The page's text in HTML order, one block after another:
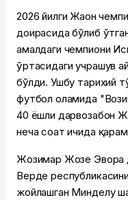
2026 йилги Жаҳон
доирасида бўлиб
амалдаги чемпиони
ўртасидаги учрашув
бўлди. Ушбу тарихий
футбол оламида
40 ёшли дарвозабон
неча соат ичида
Жозимар Жозе Эвора
Верде
жойлашган Минделу